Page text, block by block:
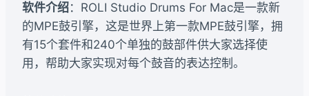
软件介绍：ROLI Studio Drums For Mac是一款新
的MPE鼓引擎，这是世界上第一款MPE鼓引擎，拥
有15个套件和240个单独的鼓部件供大家选择使
用，帮助大家实现对每个鼓音的表达控制。